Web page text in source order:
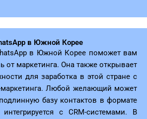
в Южной Корее
в Южной Корее поможет вам
от маркетинга. Она также открывает
для заработка в этой стране с
Любой желающий может
базу контактов в формате
с CRM-системами. В